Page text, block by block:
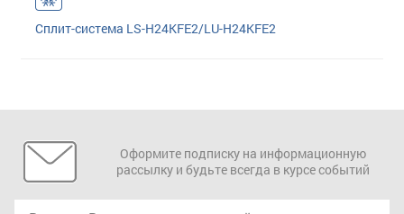
Сплит-система LS-H24KFE2/LU-H24KFE2
Оформите подписку на информационную
рассылку и будьте всегда в курсе событий